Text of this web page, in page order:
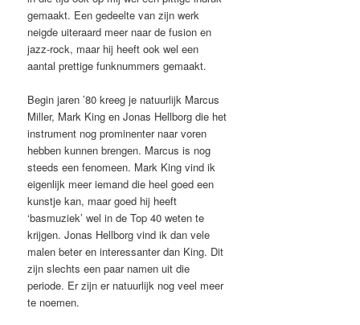
gemaakt. Een gedeelte van zijn werk
neigde uiteraard meer naar de fusion en
jazz-rock, maar hij heeft ook wel een
aantal prettige funknummers gemaakt.
Begin jaren ’80 kreeg je natuurlijk Marcus
Miller, Mark King en Jonas Hellborg die het
instrument nog prominenter naar voren
hebben kunnen brengen. Marcus is nog
steeds een fenomeen. Mark King vind ik
eigenlijk meer iemand die heel goed een
kunstje kan, maar goed hij heeft
‘basmuziek’ wel in de Top 40 weten te
krijgen. Jonas Hellborg vind ik dan vele
malen beter en interessanter dan King. Dit
zijn slechts een paar namen uit die
periode. Er zijn er natuurlijk nog veel meer
te noemen.